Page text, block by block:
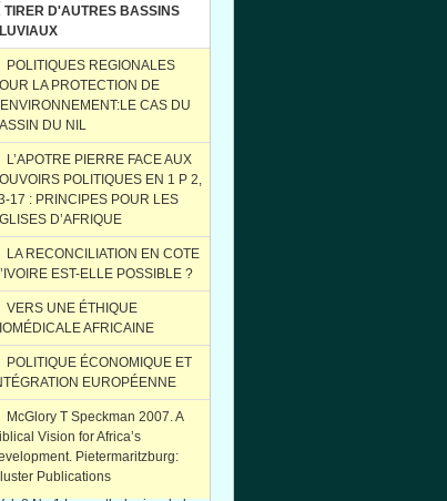
TIRER D'AUTRES BASSINS
POLITIQUES REGIONALES
LA PROTECTION DE
CAS DU
DU NIL
L’APOTRE PIERRE FACE AUX
POLITIQUES EN 1 P 2,
17 : PRINCIPES POUR LES
D’AFRIQUE
LA RECONCILIATION EN COTE
EST-ELLE POSSIBLE ?
VERS UNE ÉTHIQUE
AFRICAINE
POLITIQUE ÉCONOMIQUE ET
EUROPÉENNE
McGlory T Speckman 2007. A
Vision for Africa’s
Pietermaritzburg:
Publications